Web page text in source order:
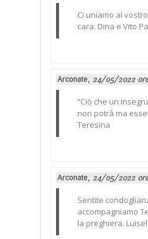
Ci uniamo al
cara. Dina e Vito
Arconate, 24/05/2022
“Ciò che un
non potrà ma
Teresina
Arconate, 24/05/2022
Sentite
accompagniamo
la preghiera.